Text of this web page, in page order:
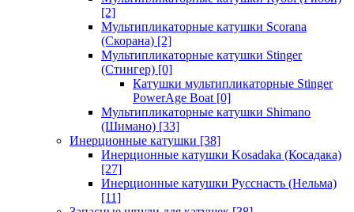
[2]
Мультипликаторные катушки Scorana
(Скорана) [2]
Мультипликаторные катушки Stinger
(Стингер) [0]
Катушки мультипликаторные Stinger
PowerAge Boat [0]
Мультипликаторные катушки Shimano
(Шимано) [33]
Инерционные катушки [38]
Инерционные катушки Kosadaka (Косадака)
[27]
Инерционные катушки Русснасть (Нельма)
[11]